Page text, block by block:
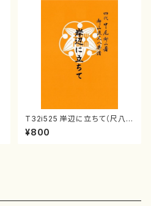
T32i525 岸辺に立ちて（尺八/
初代 中村双葉/楽譜）都山流公
刊楽譜曲番:2234
¥800